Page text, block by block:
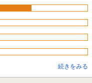
続きをみる